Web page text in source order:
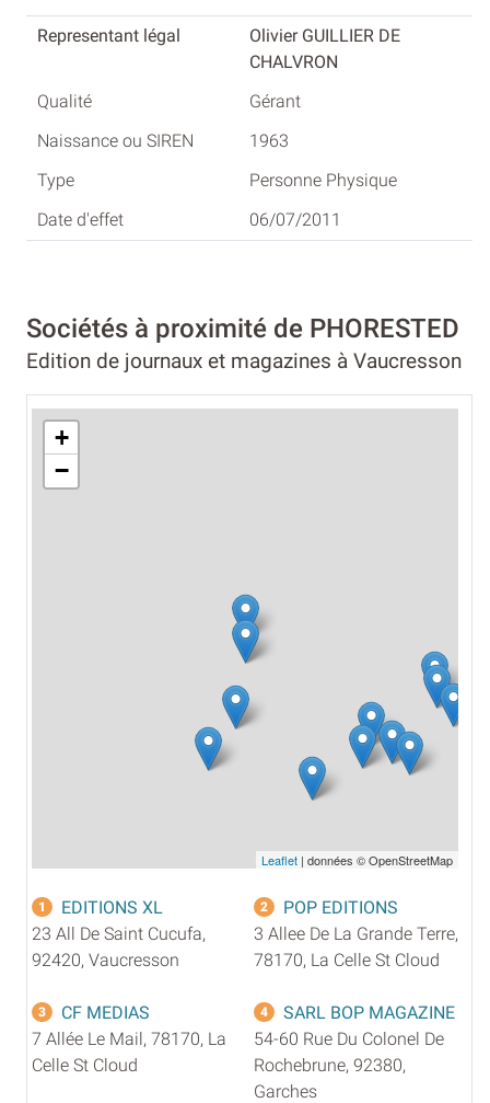
Olivier GUILLIER DE
CHALVRON
Gérant
1963
Personne Physique
06/07/2011
Sociétés à proximité de PHORESTED
Edition de journaux et magazines à Vaucresson
+
−
Leaflet | données © OpenStreetMap
1
EDITIONS XL
23 All De Saint Cucufa,
92420, Vaucresson
2
POP EDITIONS
3 Allee De La Grande Terre,
78170, La Celle St Cloud
3
CF MEDIAS
7 Allée Le Mail, 78170, La
Celle St Cloud
4
SARL BOP MAGAZINE
54-60 Rue Du Colonel De
Rochebrune, 92380,
Garches